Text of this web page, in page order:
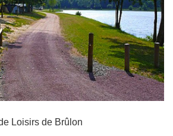
Loisirs de Brûlon